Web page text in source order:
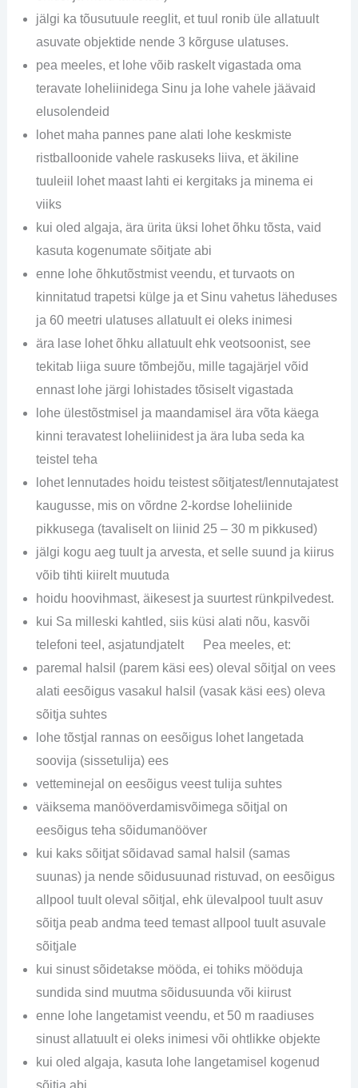
jälgi ka tõusutuule reeglit, et tuul ronib üle allatuult
asuvate objektide nende 3 kõrguse ulatuses.
pea meeles, et lohe võib raskelt vigastada oma
teravate loheliinidega Sinu ja lohe vahele jäävaid
elusolendeid
lohet maha pannes pane alati lohe keskmiste
ristballoonide vahele raskuseks liiva, et äkiline
tuuleiil lohet maast lahti ei kergitaks ja minema ei
viiks
kui oled algaja, ära ürita üksi lohet õhku tõsta, vaid
kasuta kogenumate sõitjate abi
enne lohe õhkutõstmist veendu, et turvaots on
kinnitatud trapetsi külge ja et Sinu vahetus läheduses
ja 60 meetri ulatuses allatuult ei oleks inimesi
ära lase lohet õhku allatuult ehk veotsoonist, see
tekitab liiga suure tõmbejõu, mille tagajärjel võid
ennast lohe järgi lohistades tõsiselt vigastada
lohe ülestõstmisel ja maandamisel ära võta käega
kinni teravatest loheliinidest ja ära luba seda ka
teistel teha
lohet lennutades hoidu teistest sõitjatest/lennutajatest
kaugusse, mis on võrdne 2-kordse loheliinide
pikkusega (tavaliselt on liinid 25 – 30 m pikkused)
jälgi kogu aeg tuult ja arvesta, et selle suund ja kiirus
võib tihti kiirelt muutuda
hoidu hoovihmast, äikesest ja suurtest rünkpilvedest.
kui Sa milleski kahtled, siis küsi alati nõu, kasvõi
telefoni teel, asjatundjatelt Pea meeles, et:
paremal halsil (parem käsi ees) oleval sõitjal on vees
alati eesõigus vasakul halsil (vasak käsi ees) oleva
sõitja suhtes
lohe tõstjal rannas on eesõigus lohet langetada
soovija (sissetulija) ees
vetteminejal on eesõigus veest tulija suhtes
väiksema manööverdamisvõimega sõitjal on
eesõigus teha sõidumanööver
kui kaks sõitjat sõidavad samal halsil (samas
suunas) ja nende sõidusuunad ristuvad, on eesõigus
allpool tuult oleval sõitjal, ehk ülevalpool tuult asuv
sõitja peab andma teed temast allpool tuult asuvale
sõitjale
kui sinust sõidetakse mööda, ei tohiks mööduja
sundida sind muutma sõidusuunda või kiirust
enne lohe langetamist veendu, et 50 m raadiuses
sinust allatuult ei oleks inimesi või ohtlikke objekte
kui oled algaja, kasuta lohe langetamisel kogenud
sõitja abi